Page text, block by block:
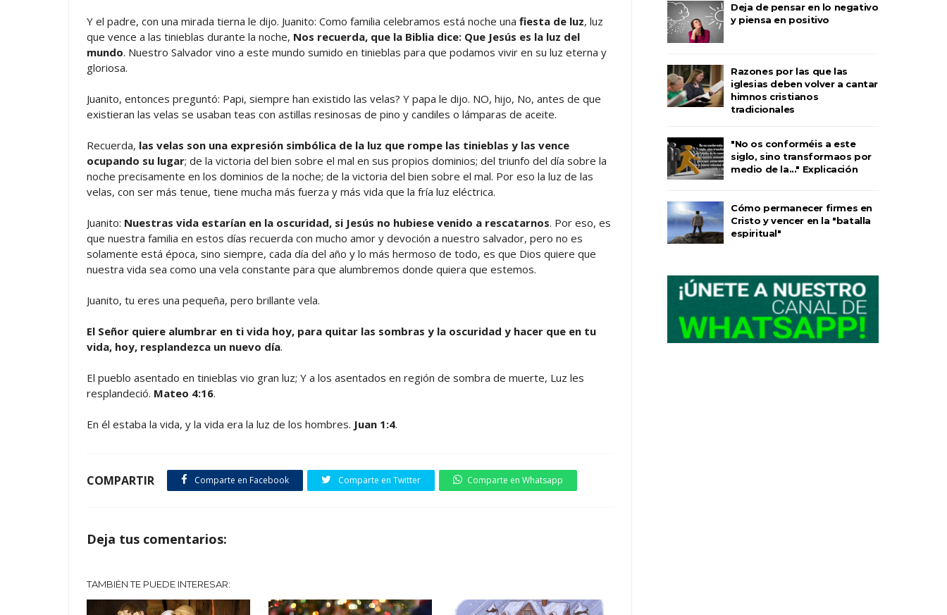
Y el padre, con una mirada tierna le dijo. Juanito: Como familia celebramos está noche una fiesta de luz, luz
que vence a las tinieblas durante la noche, Nos recuerda, que la Biblia dice: Que Jesús es la luz del
mundo. Nuestro Salvador vino a este mundo sumido en tinieblas para que podamos vivir en su luz eterna y
gloriosa.
Juanito, entonces preguntó: Papi, siempre han existido las velas? Y papa le dijo. NO, hijo, No, antes de que
existieran las velas se usaban teas con astillas resinosas de pino y candiles o lámparas de aceite.
Recuerda, las velas son una expresión simbólica de la luz que rompe las tinieblas y las vence
ocupando su lugar; de la victoria del bien sobre el mal en sus propios dominios; del triunfo del día sobre la
noche precisamente en los dominios de la noche; de la victoria del bien sobre el mal. Por eso la luz de las
velas, con ser más tenue, tiene mucha más fuerza y más vida que la fría luz eléctrica.
Juanito: Nuestras vida estarían en la oscuridad, si Jesús no hubiese venido a rescatarnos. Por eso, es
que nuestra familia en estos días recuerda con mucho amor y devoción a nuestro salvador, pero no es
solamente está época, sino siempre, cada día del año y lo más hermoso de todo, es que Dios quiere que
nuestra vida sea como una vela constante para que alumbremos donde quiera que estemos.
Juanito, tu eres una pequeña, pero brillante vela.
El Señor quiere alumbrar en ti vida hoy, para quitar las sombras y la oscuridad y hacer que en tu
vida, hoy, resplandezca un nuevo día.
El pueblo asentado en tinieblas vio gran luz; Y a los asentados en región de sombra de muerte, Luz les
resplandeció. Mateo 4:16.
En él estaba la vida, y la vida era la luz de los hombres. Juan 1:4.
COMPARTIR Comparte en Facebook Comparte en Twitter Comparte en Whatsapp
Deja tus comentarios:
TAMBIÉN TE PUEDE INTERESAR:
Deja de pensar en lo negativo
y piensa en positivo
Razones por las que las
iglesias deben volver a cantar
himnos cristianos
tradicionales
"No os conforméis a este
siglo, sino transformaos por
medio de la..." Explicación
Cómo permanecer firmes en
Cristo y vencer en la "batalla
espiritual"